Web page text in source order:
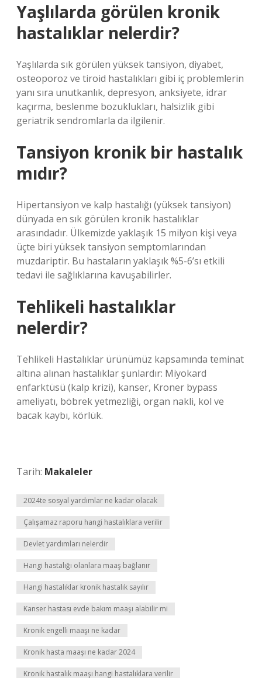
Yaşlılarda görülen kronik
hastalıklar nelerdir?
Yaşlılarda sık görülen yüksek tansiyon, diyabet,
osteoporoz ve tiroid hastalıkları gibi iç problemlerin
yanı sıra unutkanlık, depresyon, anksiyete, idrar
kaçırma, beslenme bozuklukları, halsizlik gibi
geriatrik sendromlarla da ilgilenir.
Tansiyon kronik bir hastalık
mıdır?
Hipertansiyon ve kalp hastalığı (yüksek tansiyon)
dünyada en sık görülen kronik hastalıklar
arasındadır. Ülkemizde yaklaşık 15 milyon kişi veya
üçte biri yüksek tansiyon semptomlarından
muzdariptir. Bu hastaların yaklaşık %5-6’sı etkili
tedavi ile sağlıklarına kavuşabilirler.
Tehlikeli hastalıklar
nelerdir?
Tehlikeli Hastalıklar ürünümüz kapsamında teminat
altına alınan hastalıklar şunlardır: Miyokard
enfarktüsü (kalp krizi), kanser, Kroner bypass
ameliyatı, böbrek yetmezliği, organ nakli, kol ve
bacak kaybı, körlük.
Tarih: Makaleler
2024te sosyal yardımlar ne kadar olacak
Çalışamaz raporu hangi hastalıklara verilir
Devlet yardımları nelerdir
Hangi hastalığı olanlara maaş bağlanır
Hangi hastalıklar kronik hastalık sayılır
Kanser hastası evde bakım maaşı alabilir mi
Kronik engelli maaşı ne kadar
Kronik hasta maaşı ne kadar 2024
Kronik hastalık maaşı hangi hastalıklara verilir